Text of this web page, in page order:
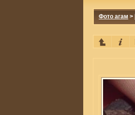
Фото агам >